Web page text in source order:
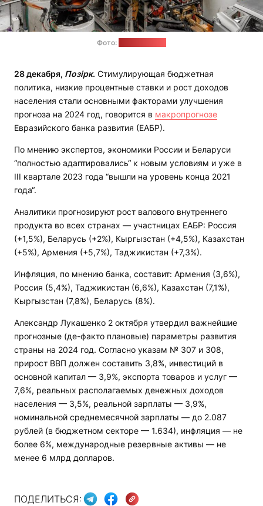
Фото:
28 декабря, Позірк. Стимулирующая бюджетная
политика, низкие процентные ставки и рост доходов
населения стали основными факторами улучшения
прогноза на 2024 год, говорится в макропрогнозе
Евразийского банка развития (ЕАБР).
По мнению экспертов, экономики России и Беларуси
“полностью адаптировались“ к новым условиям и уже в
III квартале 2023 года “вышли на уровень конца 2021
года“.
Аналитики прогнозируют рост валового внутреннего
продукта во всех странах — участницах ЕАБР: Россия
(+1,5%), Беларусь (+2%), Кыргызстан (+4,5%), Казахстан
(+5%), Армения (+5,7%), Таджикистан (+7,3%).
Инфляция, по мнению банка, составит: Армения (3,6%),
Россия (5,4%), Таджикистан (6,6%), Казахстан (7,1%),
Кыргызстан (7,8%), Беларусь (8%).
Александр Лукашенко 2 октября утвердил важнейшие
прогнозные (де-факто плановые) параметры развития
страны на 2024 год. Согласно указам № 307 и 308,
прирост ВВП должен составить 3,8%, инвестиций в
основной капитал — 3,9%, экспорта товаров и услуг —
7,6%, реальных располагаемых денежных доходов
населения — 3,5%, реальной зарплаты — 3,9%,
номинальной среднемесячной зарплаты — до 2.087
рублей (в бюджетном секторе — 1.634), инфляция — не
более 6%, международные резервные активы — не
менее 6 млрд долларов.
ПОДЕЛИТЬСЯ: